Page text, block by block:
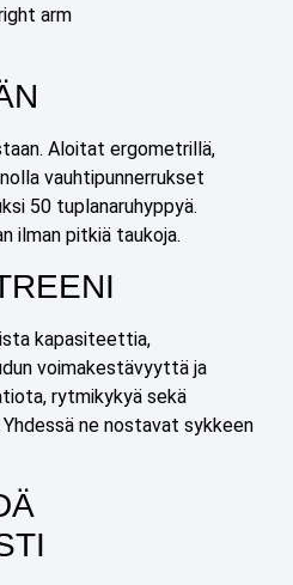
arm
Aloitat ergometrillä,
vauhtipunnerrukset
50 tuplanaruhyppyä.
ilman pitkiä taukoja.
kapasiteettia,
voimakestävyyttä ja
rytmikykyä sekä
ne nostavat sykkeen